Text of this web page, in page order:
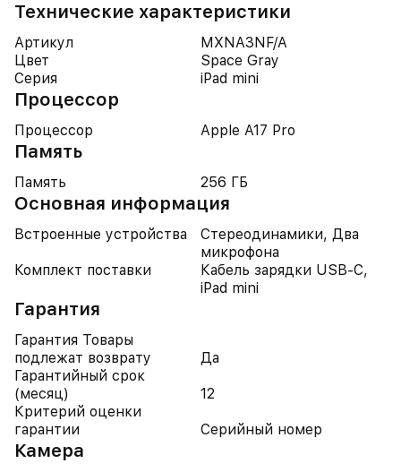
Технические характеристики
Артикул
MXNA3NF/A
Цвет
Space Gray
Серия
iPad mini
Процессор
Процессор Apple A17 Pro
Память
Память 256 ГБ
Основная информация
Встроенные устройства
Стереодинамики, Два
микрофона
Комплект поставки
Кабель зарядки USB-C,
iPad mini
Гарантия
Гарантия Товары
подлежат возврату
Да
Гарантийный срок
(месяц)
12
Критерий оценки
гарантии
Серийный номер
Камера